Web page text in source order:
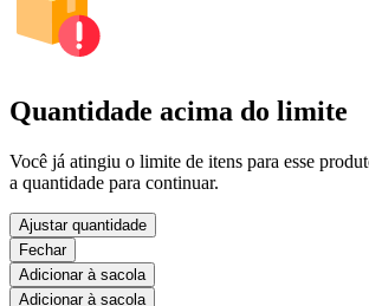
Quantidade acima do limite
Você já atingiu o limite de itens para esse
a quantidade para continuar.
Ajustar quantidade
Fechar
Adicionar à sacola
Adicionar à sacola